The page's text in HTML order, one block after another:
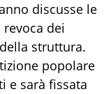
discusse le
dei
struttura.
popolare
e sarà fissata